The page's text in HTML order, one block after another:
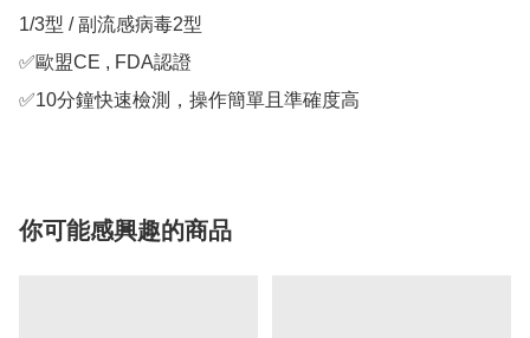
1/3型 / 副流感病毒2型
✅歐盟CE , FDA認證
✅10分鐘快速檢測，操作簡單且準確度高
你可能感興趣的商品